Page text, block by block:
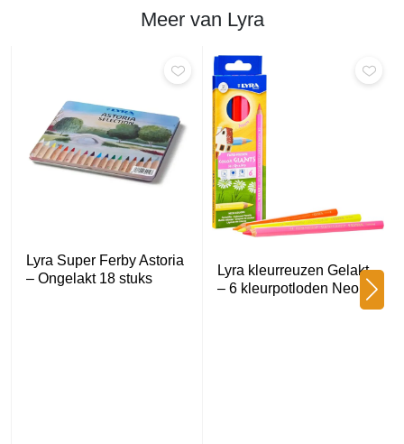
Meer van Lyra
Lyra Super Ferby Astoria
– Ongelakt 18 stuks
Lyra kleurreuzen Gelakt
– 6 kleurpotloden Neo…